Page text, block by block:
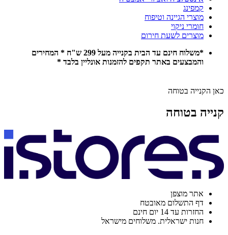
קמפינג
מוצרי הגיינה וטיפוח
חומרי ניקוי
מוצרים לשעת חירום
*משלוח חינם עד הבית בקנייה מעל 299 ש"ח * המחירים
והמבצעים באתר תקפים להזמנות אונליין בלבד *
כאן הקנייה בטוחה
קנייה בטוחה
אתר מוצפן
דף התשלום מאובטח
החזרות עד 14 יום חינם
חנות ישראלית. משלוחים מישראל